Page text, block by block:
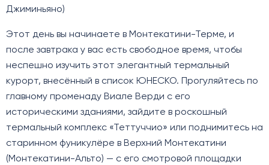
Джиминьяно)
Этот день вы начинаете в Монтекатини-Терме, и
после завтрака у вас есть свободное время, чтобы
неспешно изучить этот элегантный термальный
курорт, внесённый в список ЮНЕСКО. Прогуляйтесь по
главному променаду Виале Верди с его
историческими зданиями, зайдите в роскошный
термальный комплекс «Теттуччио» или поднимитесь на
старинном фуникулёре в Верхний Монтекатини
(Монтекатини-Альто) — с его смотровой площадки